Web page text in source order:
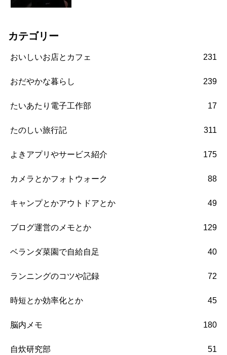
カテゴリー
おいしいお店とカフェ 231
おだやかな暮らし 239
たいあたり電子工作部 17
たのしい旅行記 311
よきアプリやサービス紹介 175
カメラとかフォトウォーク 88
キャンプとかアウトドアとか 49
ブログ運営のメモとか 129
ベランダ菜園で自給自足 40
ランニングのコツや記録 72
時短とか効率化とか 45
脳内メモ 180
自炊研究部 51